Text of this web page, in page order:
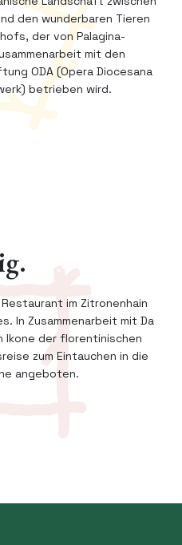
den wunderbaren Tieren
der von Palagina-
mit den
ODA (Opera Diocesana
betrieben wird.
im Zitronenhain
In Zusammenarbeit mit Da
Ikone der florentinischen
zum Eintauchen in die
angeboten.